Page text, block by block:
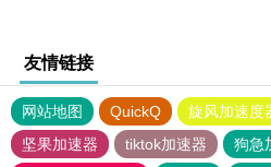
友情链接
网站地图 QuickQ 旋风加速度
坚果加速器
tiktok加速器
狗急